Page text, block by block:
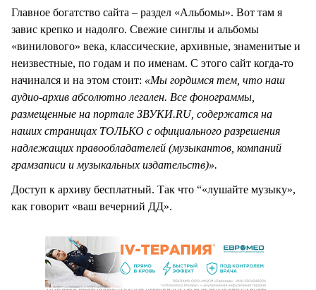
Главное богатство сайта – раздел «Альбомы». Вот там я
завис крепко и надолго. Свежие синглы и альбомы
«винилового» века, классические, архивные, знаменитые и
неизвестные, по годам и по именам. С этого сайт когда-то
начинался и на этом стоит: «Мы гордимся тем, что наш
аудио-архив абсолютно легален. Все фонограммы,
размещенные на портале ЗВУКИ.RU, содержатся на
наших страницах ТОЛЬКО с официального разрешения
надлежащих правообладателей (музыкантов, компаний
грамзаписи и музыкальных издательств)».
Доступ к архиву бесплатный. Так что “«лушайте музыку»,
как говорит «ваш вечерний ДД».